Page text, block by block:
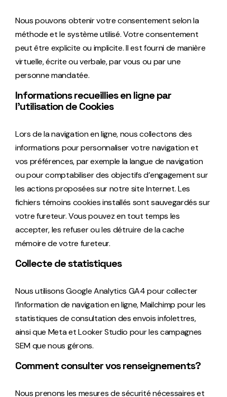
Nous pouvons obtenir votre consentement selon la
méthode et le système utilisé. Votre consentement
peut être explicite ou implicite. Il est fourni de manière
virtuelle, écrite ou verbale, par vous ou par une
personne mandatée.
Informations recueillies en ligne par
l’utilisation de Cookies
Lors de la navigation en ligne, nous collectons des
informations pour personnaliser votre navigation et
vos préférences, par exemple la langue de navigation
ou pour comptabiliser des objectifs d’engagement sur
les actions proposées sur notre site Internet. Les
fichiers témoins cookies installés sont sauvegardés sur
votre fureteur. Vous pouvez en tout temps les
accepter, les refuser ou les détruire de la cache
mémoire de votre fureteur.
Collecte de statistiques
Nous utilisons Google Analytics GA4 pour collecter
l’information de navigation en ligne, Mailchimp pour les
statistiques de consultation des envois infolettres,
ainsi que Meta et Looker Studio pour les campagnes
SEM que nous gérons.
Comment consulter vos renseignements?
Nous prenons les mesures de sécurité nécessaires et